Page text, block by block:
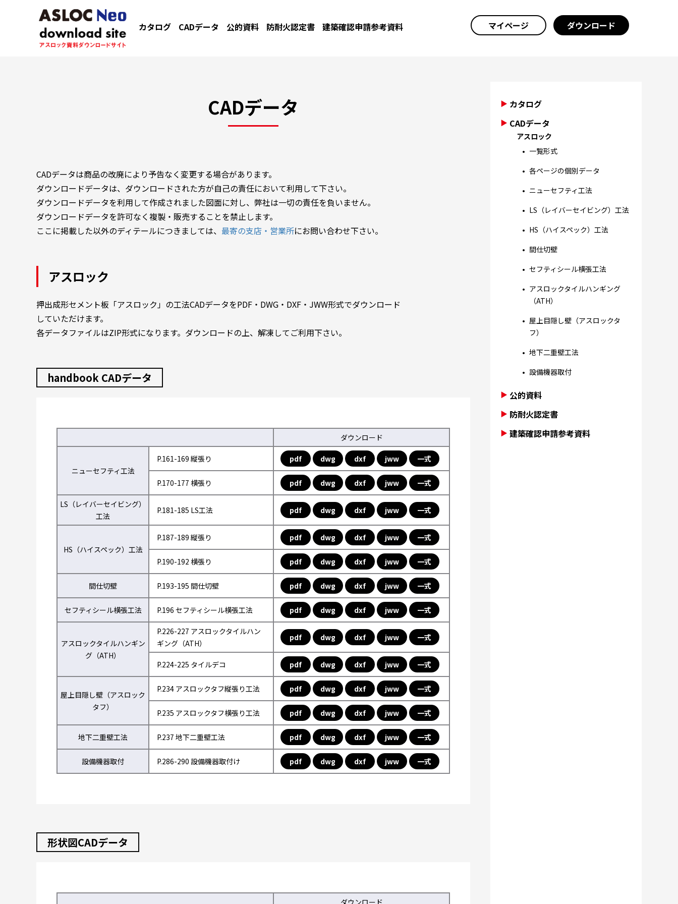
カタログ CADデータ 公的資料 防耐火認定書 建築確認申請参考資料 マイページ ダウンロード
CADデータ
CADデータは商品の改廃により予告なく変更する場合があります。
ダウンロードデータは、ダウンロードされた方が自己の責任において利用して下さい。
ダウンロードデータを利用して作成されました図面に対し、弊社は一切の責任を負いません。
ダウンロードデータを許可なく複製・販売することを禁止します。
ここに掲載した以外のディテールにつきましては、 最寄の支店・営業所にお問い合わせ下さい。
アスロック
押出成形セメント板「アスロック」の工法CADデータをPDF・DWG・DXF・JWW形式でダウンロード
していただけます。
各データファイルはZIP形式になります。ダウンロードの上、解凍してご利用下さい。
handbook CADデータ
ダウンロード
ニューセフティ工法
P.161-169 縦張り pdf dwg dxf jww 一式
P.170-177 横張り pdf dwg dxf jww 一式
LS（レイバーセイビング）
工法
P.181-185 LS工法 pdf dwg dxf jww 一式
HS（ハイスペック）工法
P.187-189 縦張り pdf dwg dxf jww 一式
P.190-192 横張り pdf dwg dxf jww 一式
間仕切壁 P.193-195 間仕切壁 pdf dwg dxf jww 一式
セフティシール横張工法 P.196 セフティシール横張工法 pdf dwg dxf jww 一式
アスロックタイルハンギン
グ（ATH）
P.226-227 アスロックタイルハン
ギング（ATH）
pdf dwg dxf jww 一式
P.224-225 タイルデコ pdf dwg dxf jww 一式
屋上目隠し壁（アスロック
タフ）
P.234 アスロックタフ縦張り工法 pdf dwg dxf jww 一式
P.235 アスロックタフ横張り工法 pdf dwg dxf jww 一式
地下二重壁工法 P.237 地下二重壁工法 pdf dwg dxf jww 一式
設備機器取付 P.286-290 設備機器取付け pdf dwg dxf jww 一式
形状図CADデータ
ダウンロード
カタログ
CADデータ
アスロック
一覧形式
各ページの個別データ
ニューセフティ工法
LS（レイバーセイビング）工法
HS（ハイスペック）工法
間仕切壁
セフティシール横張工法
アスロックタイルハンギング
（ATH）
屋上目隠し壁（アスロックタ
フ）
地下二重壁工法
設備機器取付
公的資料
防耐火認定書
建築確認申請参考資料